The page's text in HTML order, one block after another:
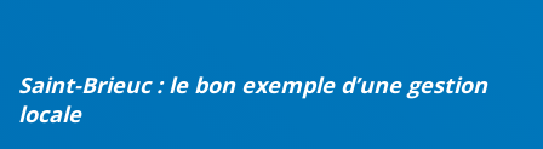
Saint-Brieuc : le bon exemple d’une gestion
locale